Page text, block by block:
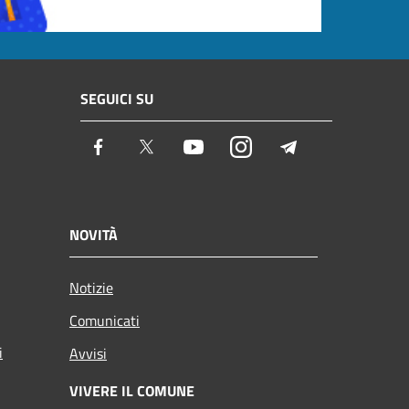
SEGUICI SU
Facebook Twitter YoutubeInstagram
NOVITÀ
Notizie
Comunicati
Avvisi
VIVERE IL COMUNE